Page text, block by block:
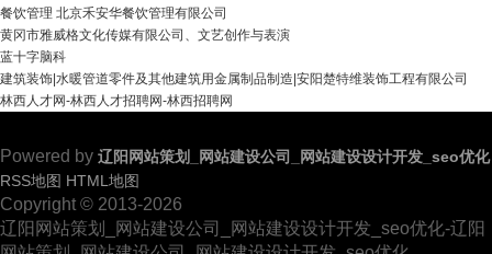
餐饮管理 北京禾安华餐饮管理有限公司
黄冈市雅威格文化传媒有限公司、文艺创作与表演
蓝十字脑科
建筑装饰|水暖管道零件及其他建筑用金属制品制造|安阳楚特维装饰工程有限公司
林西人才网-林西人才招聘网-林西招聘网
Powered by 辽阳网站策划_网站建设公司_网站建设设计开发_seo优化
RSS地图 HTML地图
Copyright © 2013-2026
辽阳网站策划_网站建设公司_网站建设设计开发_seo优化-辽阳